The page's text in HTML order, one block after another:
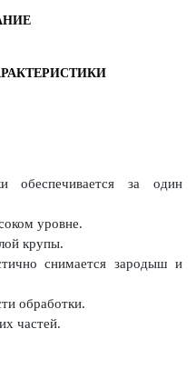
обеспечивается за один
уровне.
крупы.
снимается зародыш и
обработки.
частей.